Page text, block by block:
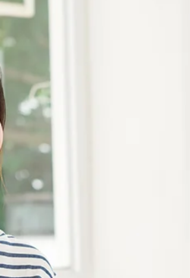
manfaatkan oleh perusahaan – perusahaan
yang mengalami...